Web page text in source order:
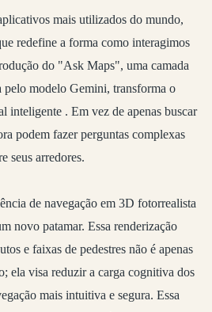
mais utilizados do mundo,
redefine a forma como interagimos
do "Ask Maps", uma camada
pelo modelo Gemini, transforma o
inteligente . Em vez de apenas buscar
podem fazer perguntas complexas
seus arredores.
de navegação em 3D fotorrealista
novo patamar. Essa renderização
e faixas de pedestres não é apenas
ela visa reduzir a carga cognitiva dos
mais intuitiva e segura. Essa